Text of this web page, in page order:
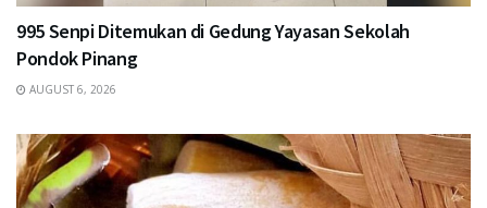
995 Senpi Ditemukan di Gedung Yayasan Sekolah
Pondok Pinang
AUGUST 6, 2026